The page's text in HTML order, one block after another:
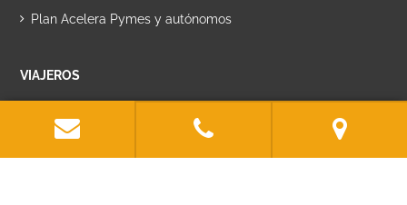
Plan Acelera Pymes y autónomos
VIAJEROS
Regístrate en Ruralzoom